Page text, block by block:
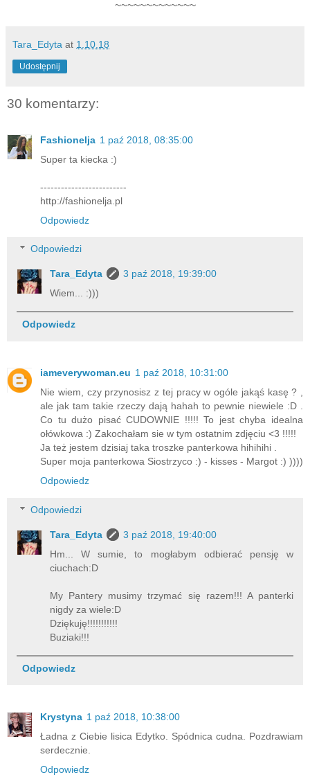
~~~~~~~~~~~~~
Tara_Edyta at 1.10.18
Udostępnij
30 komentarzy:
Fashionelja 1 paź 2018, 08:35:00
Super ta kiecka :)
-------------------------
http://fashionelja.pl
Odpowiedz
Odpowiedzi
Tara_Edyta
3 paź 2018, 19:39:00
Wiem... :)))
Odpowiedz
iameverywoman.eu 1 paź 2018, 10:31:00
Nie wiem, czy przynosisz z tej pracy w ogóle jakąś kasę ? ,
ale jak tam takie rzeczy dają hahah to pewnie niewiele :D .
Co tu dużo pisać CUDOWNIE !!!!! To jest chyba idealna
ołówkowa :) Zakochałam sie w tym ostatnim zdjęciu <3 !!!!!
Ja też jestem dzisiaj taka troszke panterkowa hihihihi .
Super moja panterkowa Siostrzyco :) - kisses - Margot :) ))))
Odpowiedz
Odpowiedzi
Tara_Edyta
3 paź 2018, 19:40:00
Hm... W sumie, to mogłabym odbierać pensję w
ciuchach:D
My Pantery musimy trzymać się razem!!! A panterki
nigdy za wiele:D
Dziękuję!!!!!!!!!!!
Buziaki!!!
Odpowiedz
Krystyna 1 paź 2018, 10:38:00
Ładna z Ciebie lisica Edytko. Spódnica cudna. Pozdrawiam
serdecznie.
Odpowiedz